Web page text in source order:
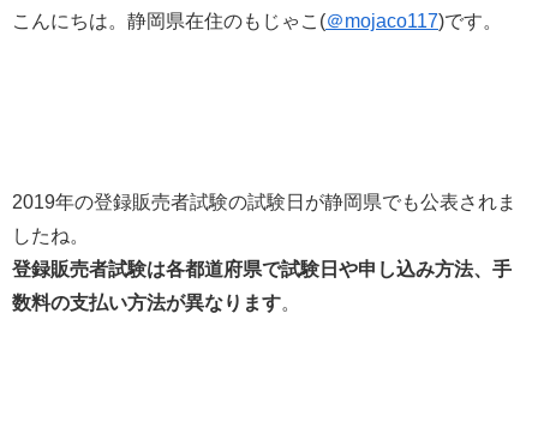
こんにちは。静岡県在住のもじゃこ(＠mojaco117)です。
2019年の登録販売者試験の試験日が静岡県でも公表されま
したね。
登録販売者試験は各都道府県で試験日や申し込み方法、手
数料の支払い方法が異なります。